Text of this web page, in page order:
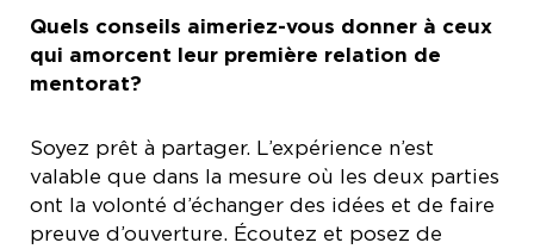
Quels conseils aimeriez-vous donner à ceux
qui amorcent leur première relation de
mentorat?
Soyez prêt à partager. L’expérience n’est
valable que dans la mesure où les deux parties
ont la volonté d’échanger des idées et de faire
preuve d’ouverture. Écoutez et posez de